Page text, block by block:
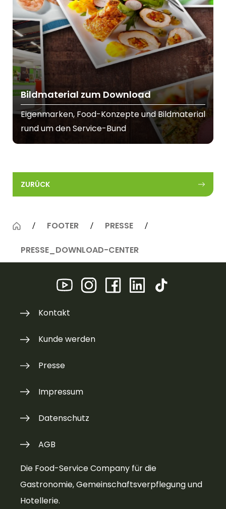
Bildmaterial zum Download
Eigenmarken, Food-Konzepte und Bildmaterial
rund um den Service-Bund
ZURÜCK
FOOTER PRESSE
PRESSE_DOWNLOAD-CENTER
Die Food-Service Company für die
Gastronomie, Gemeinschaftsverpflegung und
Hotellerie.
Kontakt
Kunde werden
Presse
Impressum
Datenschutz
AGB